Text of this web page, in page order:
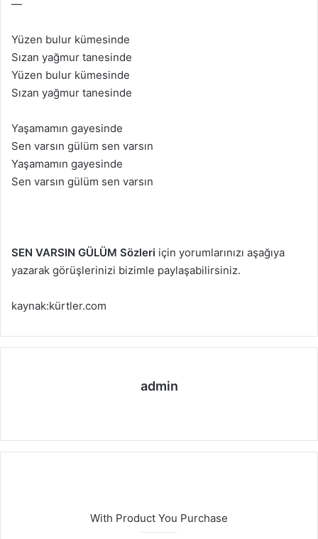
—
Yüzen bulur kümesinde
Sızan yağmur tanesinde
Yüzen bulur kümesinde
Sızan yağmur tanesinde
Yaşamamın gayesinde
Sen varsın gülüm sen varsın
Yaşamamın gayesinde
Sen varsın gülüm sen varsın
SEN VARSIN GÜLÜM Sözleri için yorumlarınızı aşağıya
yazarak görüşlerinizi bizimle paylaşabilirsiniz.
kaynak:kürtler.com
admin
sit
With Product You Purchase